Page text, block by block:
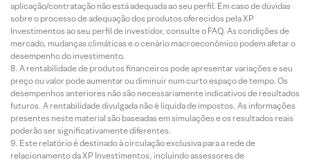
aplicação/contratação não está adequada ao seu perfil. Em caso de dúvidas
sobre o processo de adequação dos produtos oferecidos pela XP
Investimentos ao seu perfil de investidor, consulte o FAQ. As condições de
mercado, mudanças climáticas e o cenário macroeconômico podem afetar o
desempenho do investimento.
A rentabilidade de produtos financeiros pode apresentar variações e seu
preço ou valor pode aumentar ou diminuir num curto espaço de tempo. Os
desempenhos anteriores não são necessariamente indicativos de resultados
futuros. A rentabilidade divulgada não é líquida de impostos. As informações
presentes neste material são baseadas em simulações e os resultados reais
poderão ser significativamente diferentes.
Este relatório é destinado à circulação exclusiva para a rede de
relacionamento da XP Investimentos, incluindo assessores de